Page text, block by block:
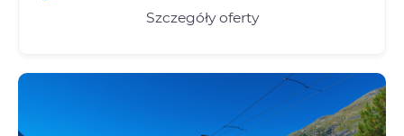
Szczegóły oferty